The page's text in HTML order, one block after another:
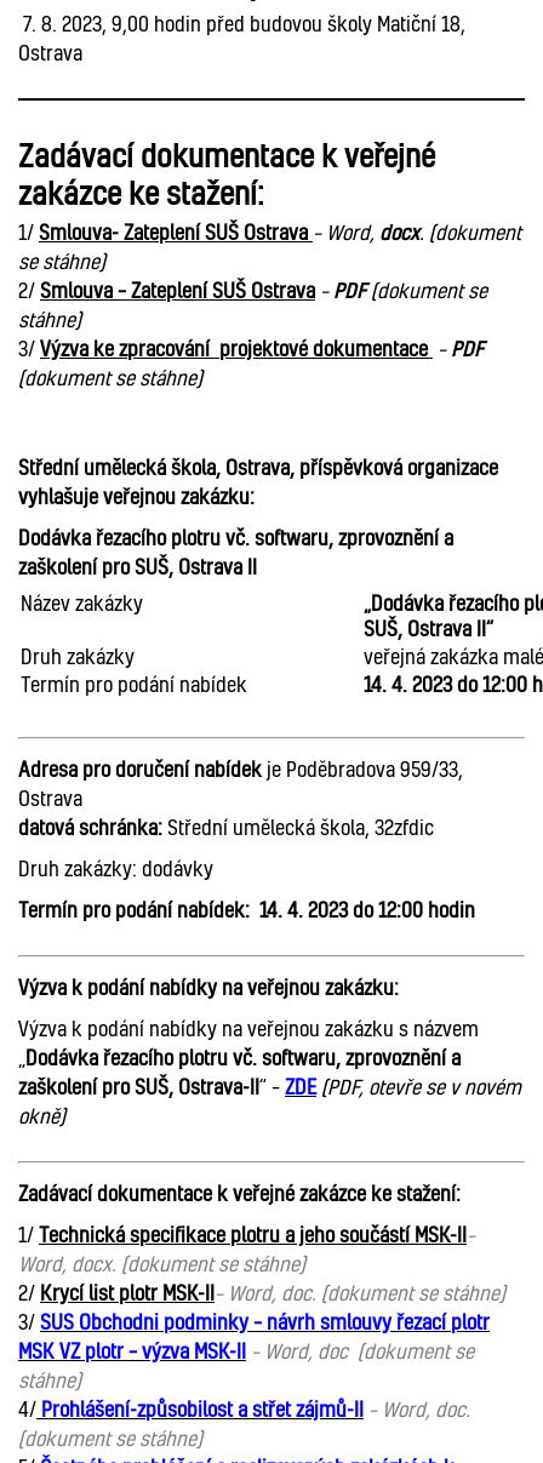
7. 8. 2023, 9,00 hodin před budovou školy Matiční 18,
Ostrava
Zadávací dokumentace k veřejné
zakázce ke stažení:
1/Smlouva- Zateplení SUŠ Ostrava – Word, docx. (dokument
se stáhne)
2/Smlouva – Zateplení SUŠ Ostrava –PDF(dokument se
stáhne)
3/Výzva ke zpracování projektové dokumentace –PDF
(dokument se stáhne)
Střední umělecká škola, Ostrava, příspěvková organizace
vyhlašuje veřejnou zakázku:
Dodávka řezacího plotru vč. softwaru, zprovoznění a
zaškolení pro SUŠ, Ostrava II
Název zakázky
„Dodávka řezacího
SUŠ, Ostrava II“
Druh zakázky
veřejná zakázka
Termín pro podání nabídek
14. 4. 2023 do 12:00
Adresa pro doručení nabídek je Poděbradova 959/33,
Ostrava
datová schránka:Střední umělecká škola, 32zfdic
Druh zakázky: dodávky
Termín pro podání nabídek: 14. 4. 2023 do 12:00 hodin
Výzva k podání nabídky na veřejnou zakázku:
Výzva k podání nabídky na veřejnou zakázku s názvem
Dodávka řezacího plotru vč. softwaru, zprovoznění a
zaškolení pro SUŠ, Ostrava-II“ –ZDE (PDF, otevře se v novém
okně)
Zadávací dokumentace k veřejné zakázce ke stažení:
1/Technická specifikace plotru a jeho součástí MSK-II–
Word, docx. (dokument se stáhne)
2/ Krycí list plotr MSK-II– Word, doc. (dokument se stáhne)
3/SUS Obchodni podminky – návrh smlouvy řezací plotr
MSK VZ plotr – výzva MSK-II – Word, doc (dokument se
stáhne)
4/ Prohlášení-způsobilost a střet zájmů-II – Word, doc.
(dokument se stáhne)